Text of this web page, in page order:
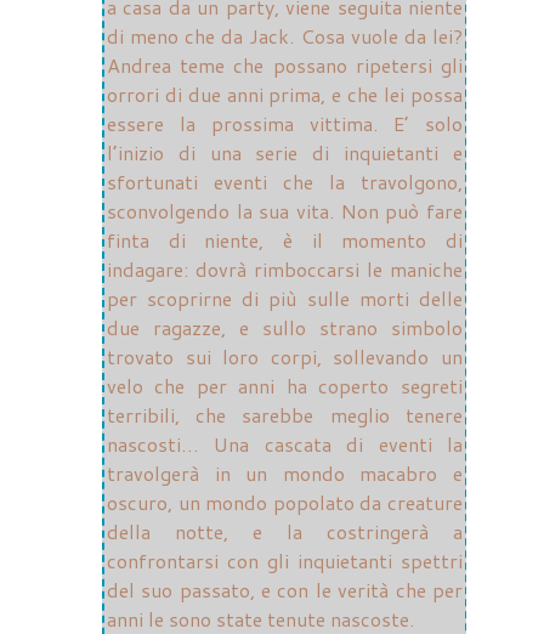
a casa da un party, viene seguita niente
di meno che da Jack. Cosa vuole da lei?
Andrea teme che possano ripetersi gli
orrori di due anni prima, e che lei possa
essere la prossima vittima. E’ solo
l’inizio di una serie di inquietanti e
sfortunati eventi che la travolgono,
sconvolgendo la sua vita. Non può fare
finta di niente, è il momento di
indagare: dovrà rimboccarsi le maniche
per scoprirne di più sulle morti delle
due ragazze, e sullo strano simbolo
trovato sui loro corpi, sollevando un
velo che per anni ha coperto segreti
terribili, che sarebbe meglio tenere
nascosti… Una cascata di eventi la
travolgerà in un mondo macabro e
oscuro, un mondo popolato da creature
della notte, e la costringerà a
confrontarsi con gli inquietanti spettri
del suo passato, e con le verità che per
anni le sono state tenute nascoste.